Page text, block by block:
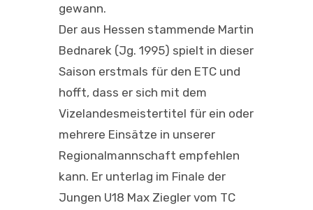
gewann.
Der aus Hessen stammende Martin
Bednarek (Jg. 1995) spielt in dieser
Saison erstmals für den ETC und
hofft, dass er sich mit dem
Vizelandesmeistertitel für ein oder
mehrere Einsätze in unserer
Regionalmannschaft empfehlen
kann. Er unterlag im Finale der
Jungen U18 Max Ziegler vom TC